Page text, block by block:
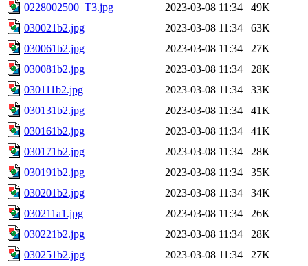
0228002500_T3.jpg
2023-03-08 11:34
49K
030021b2.jpg
2023-03-08 11:34
63K
030061b2.jpg
2023-03-08 11:34
27K
030081b2.jpg
2023-03-08 11:34
28K
030111b2.jpg
2023-03-08 11:34
33K
030131b2.jpg
2023-03-08 11:34
41K
030161b2.jpg
2023-03-08 11:34
41K
030171b2.jpg
2023-03-08 11:34
28K
030191b2.jpg
2023-03-08 11:34
35K
030201b2.jpg
2023-03-08 11:34
34K
030211a1.jpg
2023-03-08 11:34
26K
030221b2.jpg
2023-03-08 11:34
28K
030251b2.jpg
2023-03-08 11:34 27K